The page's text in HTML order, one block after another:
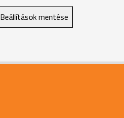
Beállítások mentése